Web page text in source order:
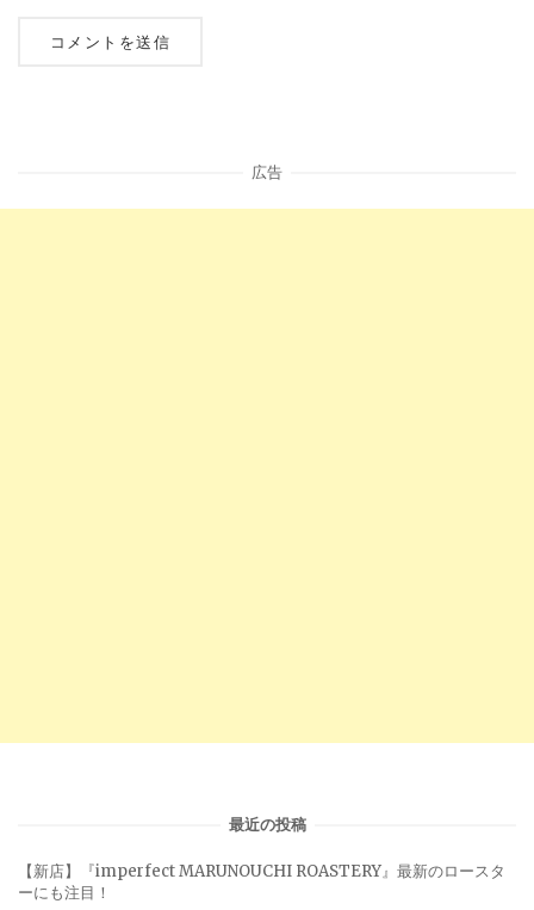
広告
最近の投稿
【新店】『imperfect MARUNOUCHI ROASTERY』最新のロースタ
ーにも注目！